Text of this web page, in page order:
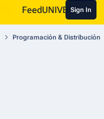
FeedUNIVERSSign In
Programación & Distribución